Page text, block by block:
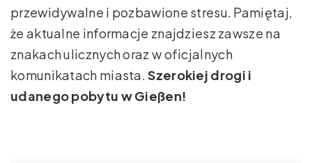
przewidywalne i pozbawione stresu. Pamiętaj,
że aktualne informacje znajdziesz zawsze na
znakach ulicznych oraz w oficjalnych
komunikatach miasta.Szerokiej drogi i
udanego pobytu w Gießen!